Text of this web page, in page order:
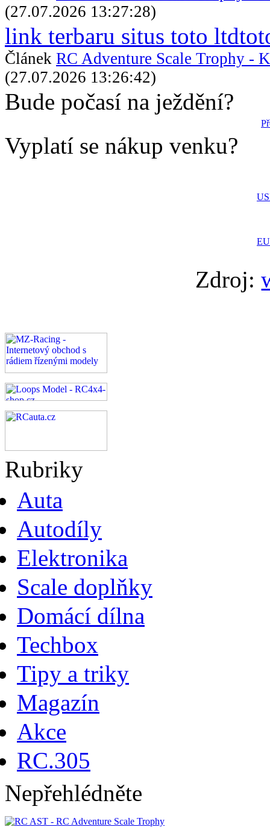
(27.07.2026 13:27:28)
link terbaru situs toto
Článek RC Adventure Scale Trophy -
(27.07.2026 13:26:42)
Bude počasí na ježdění?
Vyplatí se nákup venku?
Zdroj:
Rubriky
Auta
Autodíly
Elektronika
Scale doplňky
Domácí dílna
Techbox
Tipy a triky
Magazín
Akce
RC.305
Nepřehlédněte